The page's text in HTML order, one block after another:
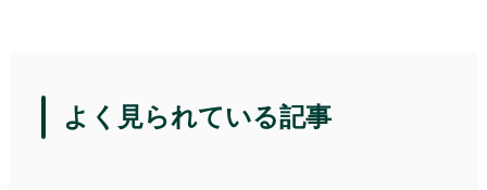
よく見られている記事